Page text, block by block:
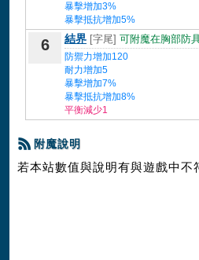
暴擊增加3%
暴擊抵抗增加5%
6 結界 [字尾] 可附魔在胸部防
防禦力增加120
耐力增加5
暴擊增加7%
暴擊抵抗增加8%
平衡減少1
附魔說明
若本站數值與說明有與遊戲中